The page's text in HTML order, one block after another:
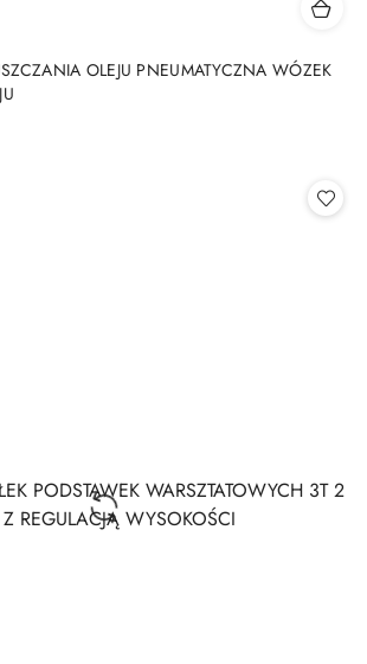
OLEJU PNEUMATYCZNA WÓZEK